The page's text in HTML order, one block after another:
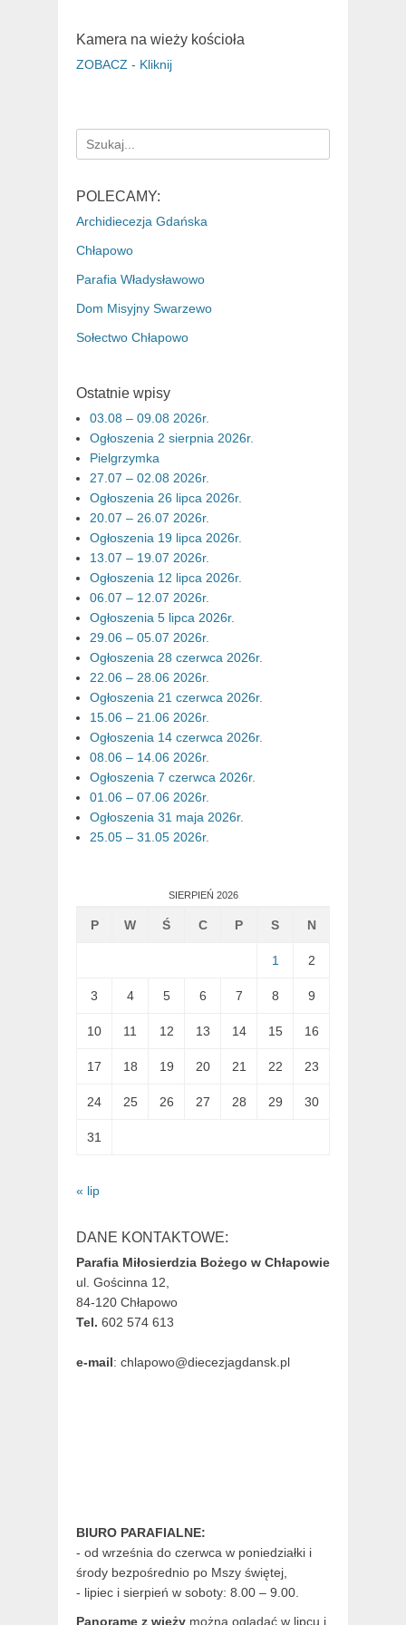
Kamera na wieży kościoła
ZOBACZ - Kliknij
Search
for:
POLECAMY:
Archidiecezja Gdańska
Chłapowo
Parafia Władysławowo
Dom Misyjny Swarzewo
Sołectwo Chłapowo
Ostatnie wpisy
03.08 – 09.08 2026r.
Ogłoszenia 2 sierpnia 2026r.
Pielgrzymka
27.07 – 02.08 2026r.
Ogłoszenia 26 lipca 2026r.
20.07 – 26.07 2026r.
Ogłoszenia 19 lipca 2026r.
13.07 – 19.07 2026r.
Ogłoszenia 12 lipca 2026r.
06.07 – 12.07 2026r.
Ogłoszenia 5 lipca 2026r.
29.06 – 05.07 2026r.
Ogłoszenia 28 czerwca 2026r.
22.06 – 28.06 2026r.
Ogłoszenia 21 czerwca 2026r.
15.06 – 21.06 2026r.
Ogłoszenia 14 czerwca 2026r.
08.06 – 14.06 2026r.
Ogłoszenia 7 czerwca 2026r.
01.06 – 07.06 2026r.
Ogłoszenia 31 maja 2026r.
25.05 – 31.05 2026r.
SIERPIEŃ 2026
P W Ś C P S N
1 2
3 4 5 6 7 8 9
10 11 12 13 14 15 16
17 18 19 20 21 22 23
24 25 26 27 28 29 30
31
« lip
DANE KONTAKTOWE:
Parafia Miłosierdzia Bożego w Chłapowie
ul. Gościnna 12,
84-120 Chłapowo
Tel. 602 574 613
e-mail: chlapowo@diecezjagdansk.pl
BIURO PARAFIALNE:
- od września do czerwca w poniedziałki i
środy bezpośrednio po Mszy świętej,
- lipiec i sierpień w soboty: 8.00 – 9.00.
Panoramę z wieży można oglądać w lipcu i